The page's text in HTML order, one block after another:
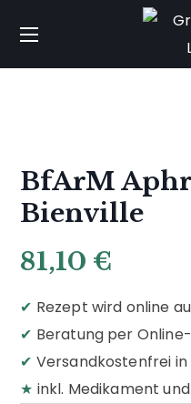
BfArM
Bienville
81,10 €
✔ Rezept wird online
✔ Beratung per
✔ Versandkostenfrei
★ inkl. Medikament